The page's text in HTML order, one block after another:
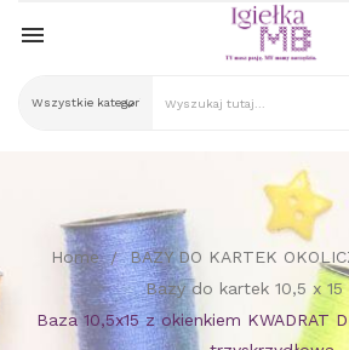

Home
BAZY DO KARTEK
Bazy do kartek 10,5 x 15
Baza 10,5x15 z okienkiem KWADRAT